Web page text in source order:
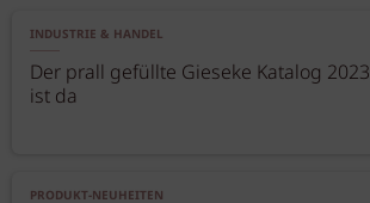
INDUSTRIE & HANDEL
Der prall gefüllte Gieseke Katalog 2023
ist da
PRODUKT-NEUHEITEN